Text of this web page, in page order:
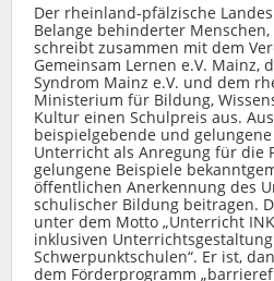
Der rheinland-pfälzische
Belange behinderter
schreibt zusammen mit dem
Gemeinsam Lernen e.V. Mainz,
Syndrom Mainz e.V. und dem
Ministerium für Bildung,
Kultur einen Schulpreis aus.
beispielgebende und
Unterricht als Anregung für die
gelungene Beispiele
öffentlichen Anerkennung des
schulischer Bildung beitragen.
unter dem Motto „Unterricht
inklusiven
Schwerpunktschulen“. Er ist,
dem Förderprogramm